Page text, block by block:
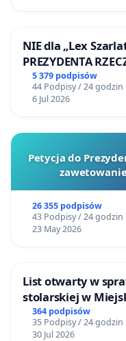
NIE dla „Lex
PREZYDENTA
5 379 podpisów
44 Podpisy / 24 godzin
6 Jul 2026
Petycja do
26 355 podpisów
43 Podpisy / 24 godzin
23 May 2026
List otwarty w
stolarskiej w
Gdańsku
364 podpisów
35 Podpisy / 24 godzin
30 Jul 2026